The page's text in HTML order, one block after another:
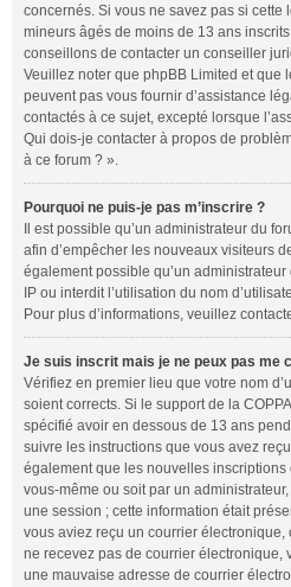
concernés. Si vous ne savez pas si cette
mineurs âgés de moins de 13 ans
conseillons de contacter un conseiller
Veuillez noter que phpBB Limited et que
peuvent pas vous fournir d’assistance
contactés à ce sujet, excepté lorsque
Qui dois-je contacter à propos de
à ce forum ? ».
Pourquoi ne puis-je pas m’inscrire ?
Il est possible qu’un administrateur du
afin d’empêcher les nouveaux visiteurs
également possible qu’un
IP ou interdit l’utilisation du nom
Pour plus d’informations, veuillez
Je suis inscrit mais je ne peux pas me
Vérifiez en premier lieu que votre nom
soient corrects. Si le support de la
spécifié avoir en dessous de 13 ans
suivre les instructions que vous avez
également que les nouvelles inscriptions
vous-même ou soit par un
une session ; cette information était
vous aviez reçu un courrier
ne recevez pas de courrier électronique,
une mauvaise adresse de courrier